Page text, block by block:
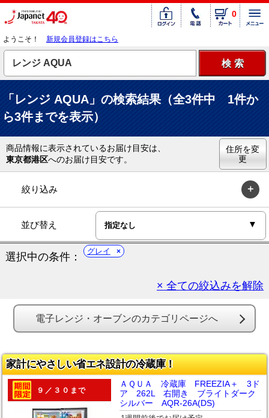
0
ようこそ！ 新規会員登録はこちら
「レンジ AQUA」の検索結果（全3件中 1件か
ら3件までを表示）
商品情報に表示されているお届け目安は、
東京都港区へのお届け目安です。
住所を変
更
絞り込み
並び替え
選択中の条件： グレイ
× 全ての絞込みを解除
電子レンジ・オーブンのカテゴリページへ
家計にやさしい省エネ設計の冷蔵庫！
９／３０まで
ＡＱＵＡ 冷蔵庫 FREEZIA＋ 3ド
ア 262L 右開き ブライトダーク
シルバー AQR-26A(DS)